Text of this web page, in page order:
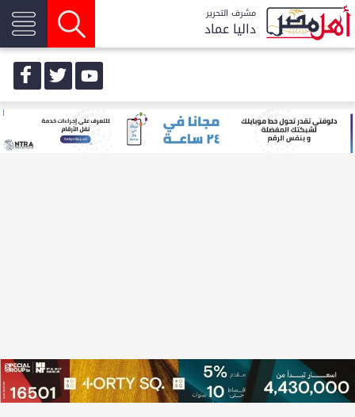
مشرف التحرير
داليا عماد